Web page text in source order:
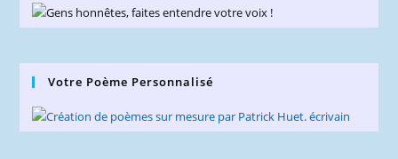
Votre Poème Personnalisé